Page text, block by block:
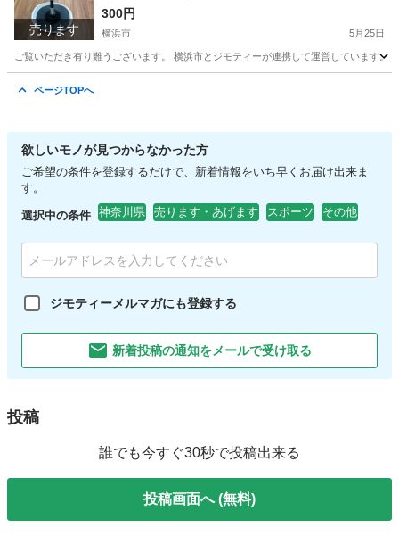
売ります
300円
横浜市 5月25日
ご覧いただき有り難うございます。 横浜市とジモティーが連携して運営しています
ページTOPへ
欲しいモノが見つからなかった方
ご希望の条件を登録するだけで、新着情報をいち早くお届け出来ま
す。
選択中の条件 神奈川県 売ります・あげます スポーツ その他
ジモティーメルマガにも登録する
新着投稿の通知をメールで受け取る
投稿
誰でも今すぐ30秒で投稿出来る
投稿画面へ (無料)